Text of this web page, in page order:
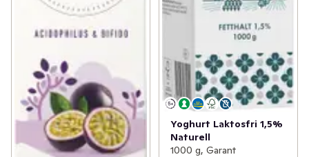
Yoghurt Laktosfri 1,5%
Naturell
1000 g, Garant